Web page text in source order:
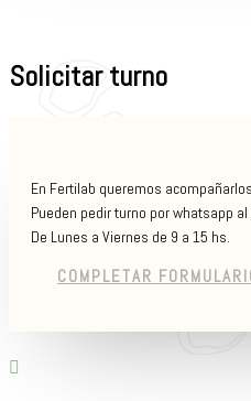
Solicitar turno
En Fertilab queremos
Pueden pedir turno por whatsapp
De Lunes a Viernes de 9 a 15 hs.
COMPLETAR
